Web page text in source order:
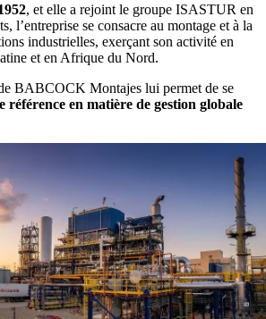
, et elle a rejoint le groupe ISASTUR en
l’entreprise se consacre au montage et à la
industrielles, exerçant son activité en
et en Afrique du Nord.
BABCOCK Montajes lui permet de se
référence en matière de gestion globale